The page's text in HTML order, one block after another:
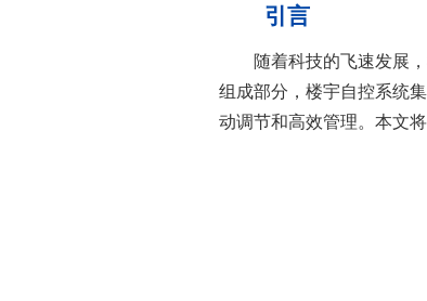
引言
随着科技的飞速发展，
组成部分，楼宇自控系统
动调节和高效管理。本文